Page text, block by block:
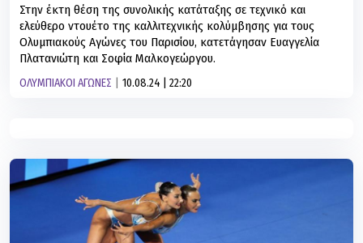
Στην έκτη θέση της συνολικής κατάταξης σε τεχνικό και
ελεύθερο ντουέτο της καλλιτεχνικής κολύμβησης για τους
Ολυμπιακούς Αγώνες του Παρισίου, κατετάγησαν Ευαγγελία
Πλατανιώτη και Σοφία Μαλκογεώργου.
ΟΛΥΜΠΙΑΚΟΙ ΑΓΩΝΕΣ 10.08.24 | 22:20